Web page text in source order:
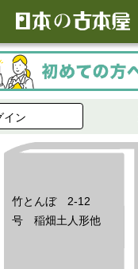
イン
竹とんぼ 2-12
号 稲畑土人形他